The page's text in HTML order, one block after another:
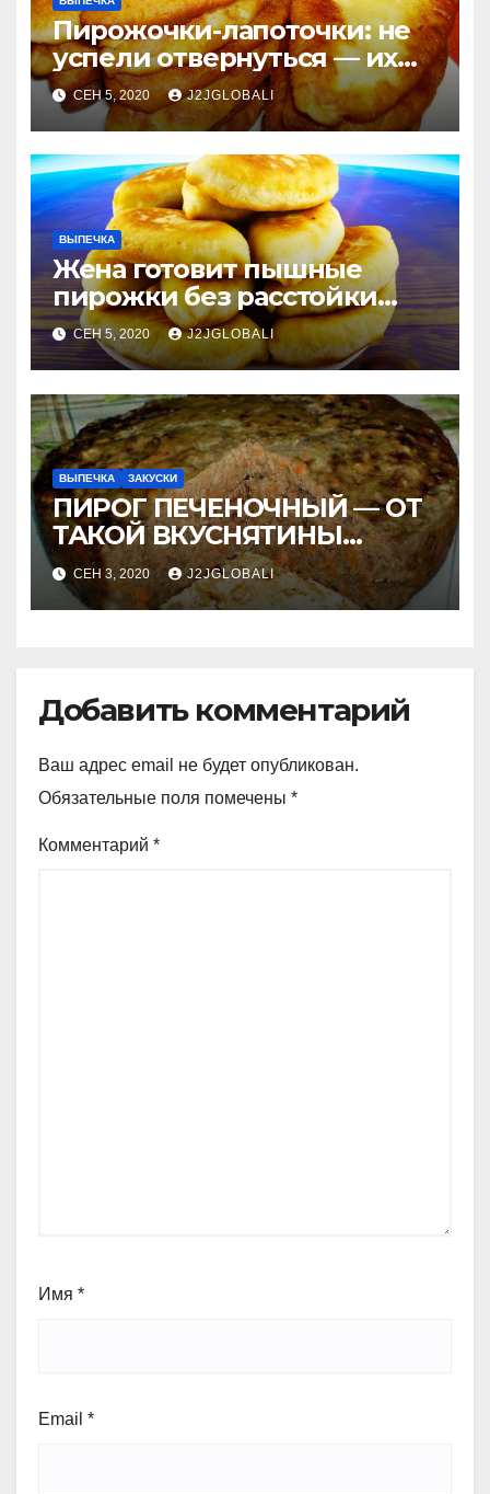
Пирожочки-лапоточки: не
успели отвернуться — их
уже нет!
СЕН 5, 2020 J2JGLOBALI
ВЫПЕЧКА
Жена готовит пышные
пирожки без расстойки
теста
СЕН 5, 2020 J2JGLOBALI
ВЫПЕЧКА ЗАКУСКИ
ПИРОГ ПЕЧЕНОЧНЫЙ — ОТ
ТАКОЙ ВКУСНЯТИНЫ
НИКТО НЕ ОТКАЗЫВАЕТСЯ!
Вкусно до безобразия!
СЕН 3, 2020 J2JGLOBALI
Добавить комментарий
Ваш адрес email не будет опубликован.
Обязательные поля помечены *
Комментарий *
Имя *
Email *